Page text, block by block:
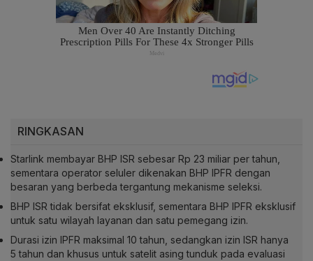
RINGKASAN
Starlink membayar BHP ISR sebesar Rp 23 miliar per tahun,
sementara operator seluler dikenakan BHP IPFR dengan
besaran yang berbeda tergantung mekanisme seleksi.
BHP ISR tidak bersifat eksklusif, sementara BHP IPFR eksklusif
untuk satu wilayah layanan dan satu pemegang izin.
Durasi izin IPFR maksimal 10 tahun, sedangkan izin ISR hanya
5 tahun dan khusus untuk satelit asing tunduk pada evaluasi